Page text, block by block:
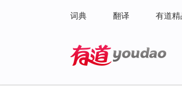
词典 翻译 有道精